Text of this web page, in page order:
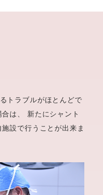
トラブルがほとんどで
は、
新たにシャント
施設で行うことが出来ま